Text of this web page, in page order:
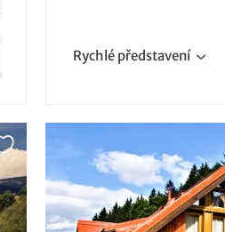
Rychlé představení